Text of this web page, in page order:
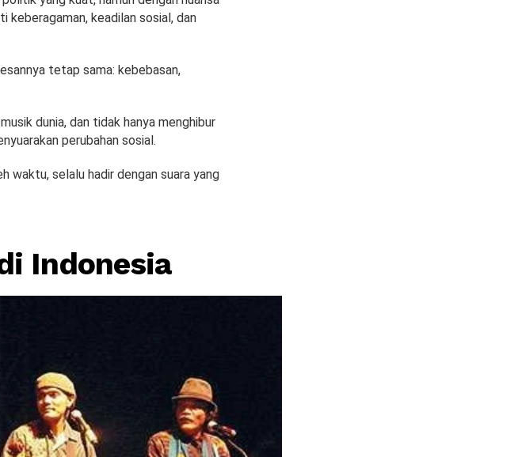
keberagaman, keadilan sosial, dan
tetap sama: kebebasan,
dunia, dan tidak hanya menghibur
perubahan sosial.
waktu, selalu hadir dengan suara yang
Indonesia